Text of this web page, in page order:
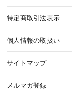
特定商取引法表示
個人情報の取扱い
サイトマップ
メルマガ登録